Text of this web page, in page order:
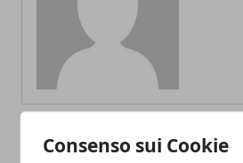
Consenso sui Cookie